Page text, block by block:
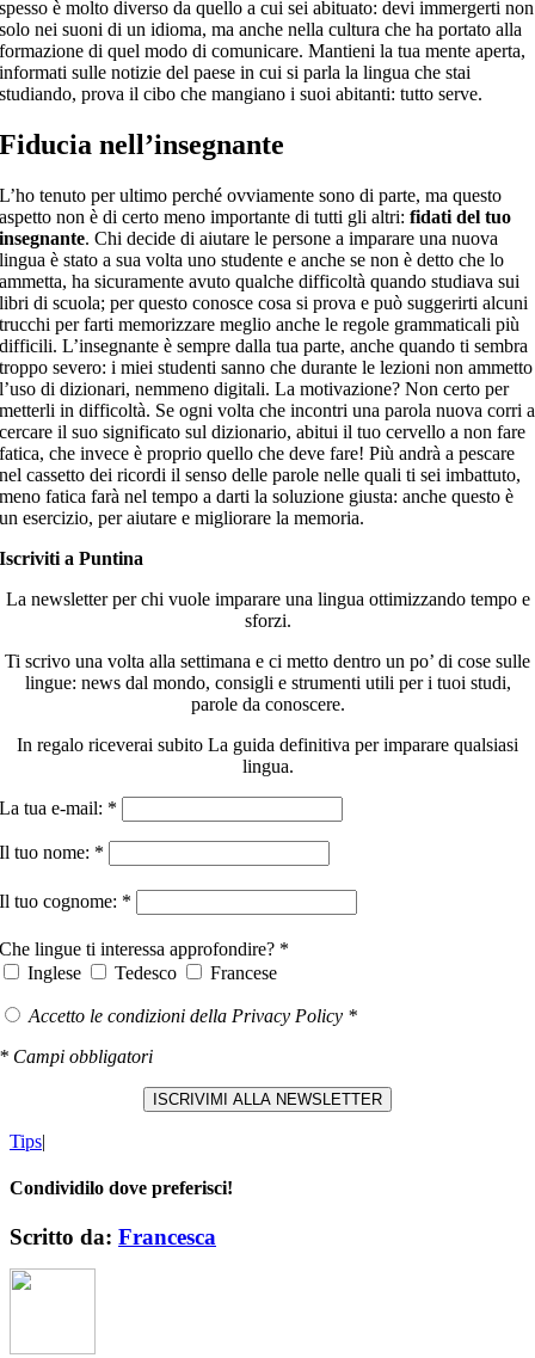
spesso è molto diverso da quello a cui sei abituato: devi immergerti non
solo nei suoni di un idioma, ma anche nella cultura che ha portato alla
formazione di quel modo di comunicare. Mantieni la tua mente aperta,
informati sulle notizie del paese in cui si parla la lingua che stai
studiando, prova il cibo che mangiano i suoi abitanti: tutto serve.
Fiducia nell’insegnante
L’ho tenuto per ultimo perché ovviamente sono di parte, ma questo
aspetto non è di certo meno importante di tutti gli altri:fidati del tuo
insegnante. Chi decide di aiutare le persone a imparare una nuova
lingua è stato a sua volta uno studente e anche se non è detto che lo
ammetta, ha sicuramente avuto qualche difficoltà quando studiava sui
libri di scuola; per questo conosce cosa si prova e può suggerirti alcuni
trucchi per farti memorizzare meglio anche le regole grammaticali più
difficili. L’insegnante è sempre dalla tua parte, anche quando ti sembra
troppo severo: i miei studenti sanno che durante le lezioni non ammetto
l’uso di dizionari, nemmeno digitali. La motivazione? Non certo per
metterli in difficoltà. Se ogni volta che incontri una parola nuova corri a
cercare il suo significato sul dizionario, abitui il tuo cervello a non fare
fatica, che invece è proprio quello che deve fare! Più andrà a pescare
nel cassetto dei ricordi il senso delle parole nelle quali ti sei imbattuto,
meno fatica farà nel tempo a darti la soluzione giusta: anche questo è
un esercizio, per aiutare e migliorare la memoria.
Iscriviti a Puntina
La newsletter per chi vuole imparare una lingua ottimizzando tempo e
sforzi.
Ti scrivo una volta alla settimana e ci metto dentro un po’ di cose sulle
lingue: news dal mondo, consigli e strumenti utili per i tuoi studi,
parole da conoscere.
In regalo riceverai subito La guida definitiva per imparare qualsiasi
lingua.
La tua e-mail: *
Il tuo nome: *
Il tuo cognome: *
Che lingue ti interessa approfondire? *
Inglese
Tedesco Francese
Accetto le condizioni della Privacy Policy *
* Campi obbligatori
Tips|
Condividilo dove preferisci!
X
LinkedIn
WhatsApp
Pinterest
Email
Scritto da: Francesca